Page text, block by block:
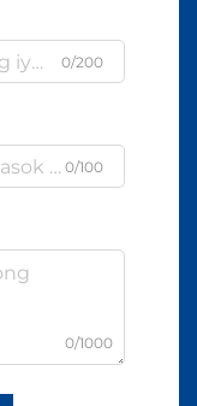
0/200
0/100
0/1000